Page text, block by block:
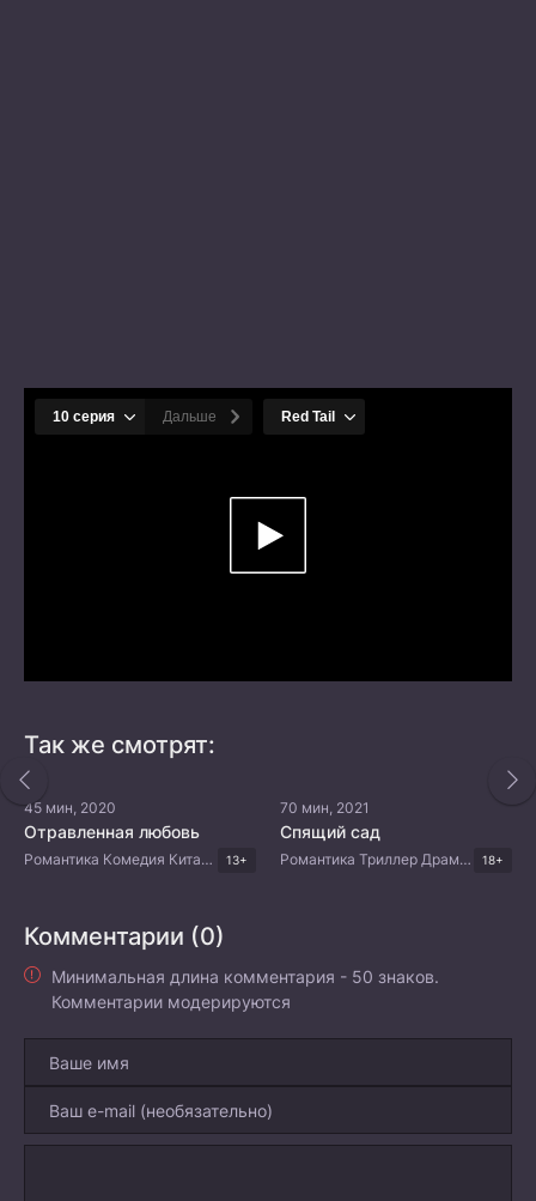
Так же смотрят:
45 мин, 2020
Отравленная любовь
Романтика Комедия Китайские дорамы 13+
70 мин, 2021
Спящий сад
Романтика Триллер Драма Китайские дорамы 18+
Комментарии (0)
Минимальная длина комментария - 50 знаков.
Комментарии модерируются